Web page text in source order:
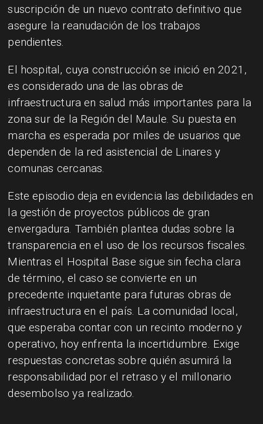
suscripción de un nuevo contrato definitivo que
asegure la reanudación de los trabajos
pendientes.
El hospital, cuya construcción se inició en 2021,
es considerado una de las obras de
infraestructura en salud más importantes para la
zona sur de la Región del Maule. Su puesta en
marcha es esperada por miles de usuarios que
dependen de la red asistencial de Linares y
comunas cercanas.
Este episodio deja en evidencia las debilidades en
la gestión de proyectos públicos de gran
envergadura. También plantea dudas sobre la
transparencia en el uso de los recursos fiscales.
Mientras el Hospital Base sigue sin fecha clara
de término, el caso se convierte en un
precedente inquietante para futuras obras de
infraestructura en el país. La comunidad local,
que esperaba contar con un recinto moderno y
operativo, hoy enfrenta la incertidumbre. Exige
respuestas concretas sobre quién asumirá la
responsabilidad por el retraso y el millonario
desembolso ya realizado.